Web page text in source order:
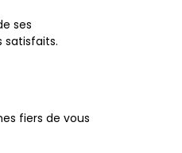
ses
satisfaits.
fiers de vous